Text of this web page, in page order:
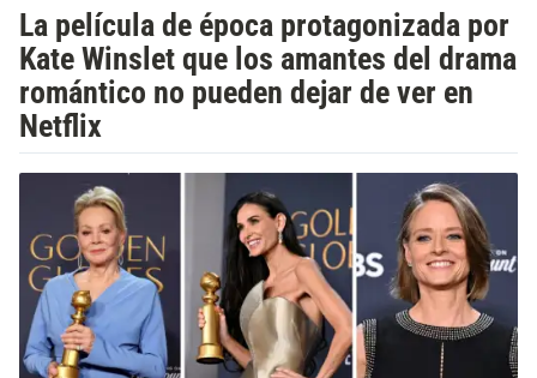
La película de época protagonizada por
Kate Winslet que los amantes del drama
romántico no pueden dejar de ver en
Netflix